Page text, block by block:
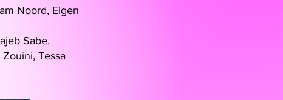
Noord, Eigen
Sabe,
Tessa